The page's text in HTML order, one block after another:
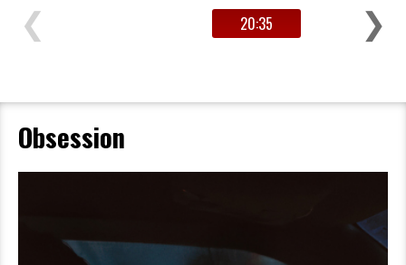
❮ 20:35 ❯
Obsession